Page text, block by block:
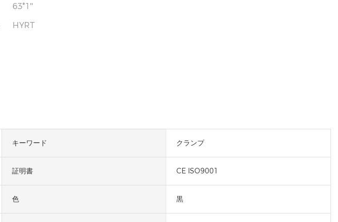
63*1''
HYRT
キーワード クランプ
証明書 CE ISO9001
色 黒